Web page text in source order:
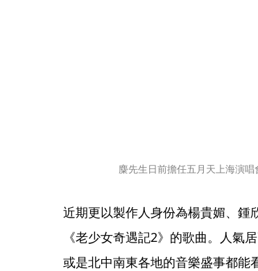
麋先生日前擔任五月天上海演唱
近期更以製作人身份為楊貴媚、鍾
《老少女奇遇記2》的歌曲。人氣
或是北中南東各地的音樂盛事都能